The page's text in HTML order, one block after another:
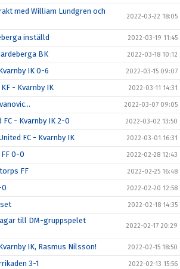
med William Lundgren och
2022-03-22 18:05
inställd 2022-03-19 11:45
BK 2022-03-18 10:12
IK 0-6 2022-03-15 09:07
- Kvarnby IK 2022-03-11 14:31
2022-03-07 09:05
- Kvarnby IK 2-0 2022-03-02 13:50
FC - Kvarnby IK 2022-03-01 16:31
0-0 2022-02-28 12:43
FF 2022-02-25 16:48
0 2022-02-20 12:58
2022-02-18 14:35
till DM-gruppspelet
2022-02-17 20:29
IK, Rasmus Nilsson! 2022-02-15 18:50
3-1 2022-02-13 15:56